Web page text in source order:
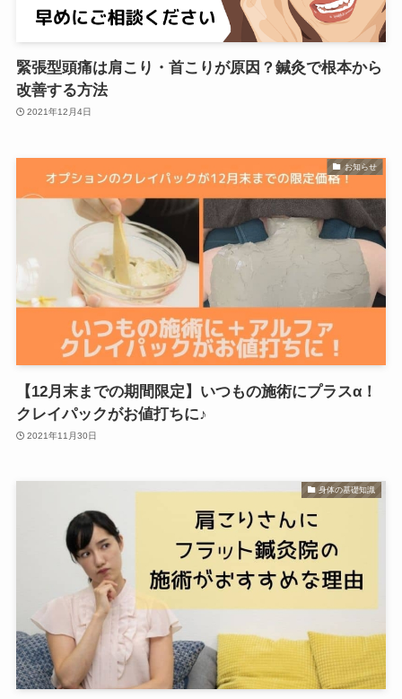
緊張型頭痛は肩こり・首こりが原因？鍼灸で根本から
改善する方法
2021年12月4日
お知らせ
【12月末までの期間限定】いつもの施術にプラスα！
クレイパックがお値打ちに♪
2021年11月30日
身体の基礎知識